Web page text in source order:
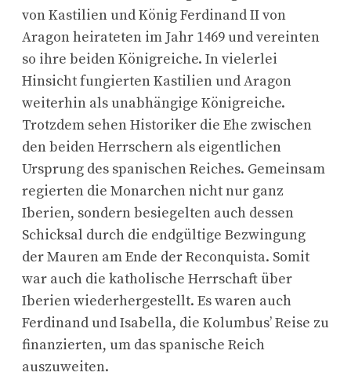
von Kastilien und König Ferdinand II von
Aragon heirateten im Jahr 1469 und vereinten
so ihre beiden Königreiche. In vielerlei
Hinsicht fungierten Kastilien und Aragon
weiterhin als unabhängige Königreiche.
Trotzdem sehen Historiker die Ehe zwischen
den beiden Herrschern als eigentlichen
Ursprung des spanischen Reiches. Gemeinsam
regierten die Monarchen nicht nur ganz
Iberien, sondern besiegelten auch dessen
Schicksal durch die endgültige Bezwingung
der Mauren am Ende der Reconquista. Somit
war auch die katholische Herrschaft über
Iberien wiederhergestellt. Es waren auch
Ferdinand und Isabella, die Kolumbus’ Reise zu
finanzierten, um das spanische Reich
auszuweiten.